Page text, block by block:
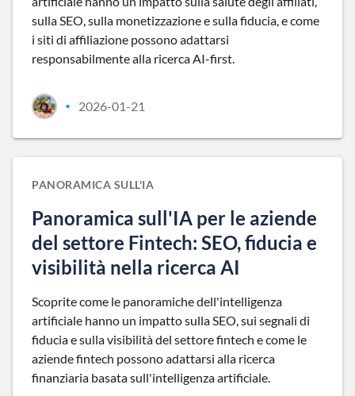
sulla SEO, sulla monetizzazione e sulla fiducia, e come
i siti di affiliazione possono adattarsi
responsabilmente alla ricerca AI-first.
• 2026-01-21
PANORAMICA SULL'IA
Panoramica sull'IA per le aziende
del settore Fintech: SEO, fiducia e
visibilità nella ricerca AI
Scoprite come le panoramiche dell'intelligenza
artificiale hanno un impatto sulla SEO, sui segnali di
fiducia e sulla visibilità del settore fintech e come le
aziende fintech possono adattarsi alla ricerca
finanziaria basata sull'intelligenza artificiale.